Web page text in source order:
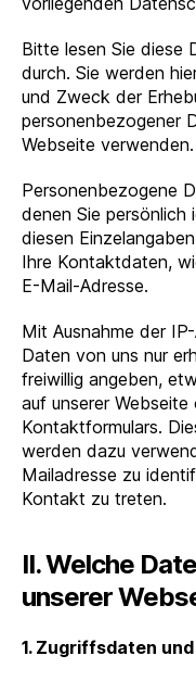
Bitte lesen Sie diese
durch. Sie werden
und Zweck der
personenbezogener
Webseite verwenden.
Personenbezogene
denen Sie
diesen
Ihre Kontaktdaten,
E-Mail-Adresse.
Mit Ausnahme der
Daten von uns nur
freiwillig angeben,
auf unserer
Kontaktformulars.
werden dazu
Mailadresse zu
Kontakt zu treten.
II. Welche
unserer
1. Zugriffsdaten